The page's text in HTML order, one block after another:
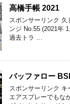
高橋手帳 2021
スポンサーリンク
ンジ No.55 (2021年
過去トラ …
バッファロー
スポンサーリンク キ
エアスプレーでもな